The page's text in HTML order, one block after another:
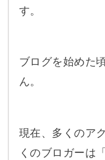
す。
ブログを始めた
ん。
現在、多くのア
くのブロガーは